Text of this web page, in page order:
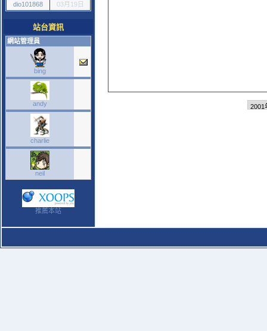
dio101868
03月19日
站台資訊
網站管理員
bing
andy
charlie
neil
推薦本站